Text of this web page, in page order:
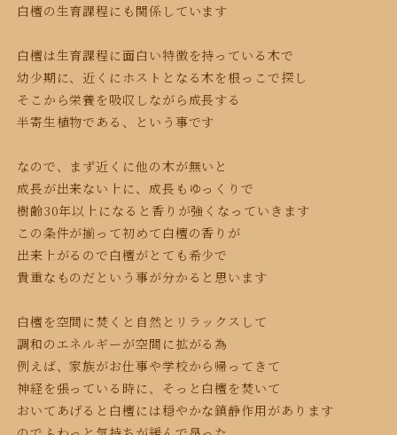
白檀の生育課程にも 関係しています
白檀は生育課程に面白い特徴を持っている木で
幼少期に、近くにホストとなる木を根っこで探し
そこから栄養を吸収しながら成長する
半寄生植物である、という事です
なので、まず近くに他の木が無いと
成長が出来ない上に、成長もゆっくりで
樹齢30年以上になると香りが強くなっていきます
この条件が揃って初めて白檀の香りが
出来上がるので白檀がとても 希少で
貴重なものだという事が分かる と思います
白檀を空間に焚くと自然とリラックスして
調和の エネルギーが空間に拡がる為
例えば、家族がお仕事や学校から帰ってきて
神経を張っている時に、
そっと白檀を焚いて
おいてあげると白檀には穏やかな鎮静作用があります